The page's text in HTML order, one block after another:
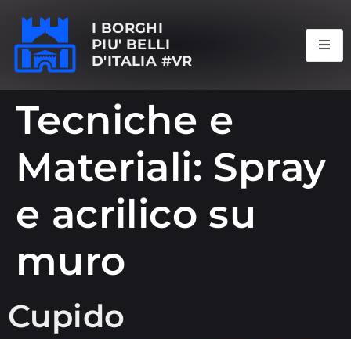
I BORGHI
PIU' BELLI
D'ITALIA #VR
Tecniche e
Materiali: Spray
e acrilico su
muro
Cupido